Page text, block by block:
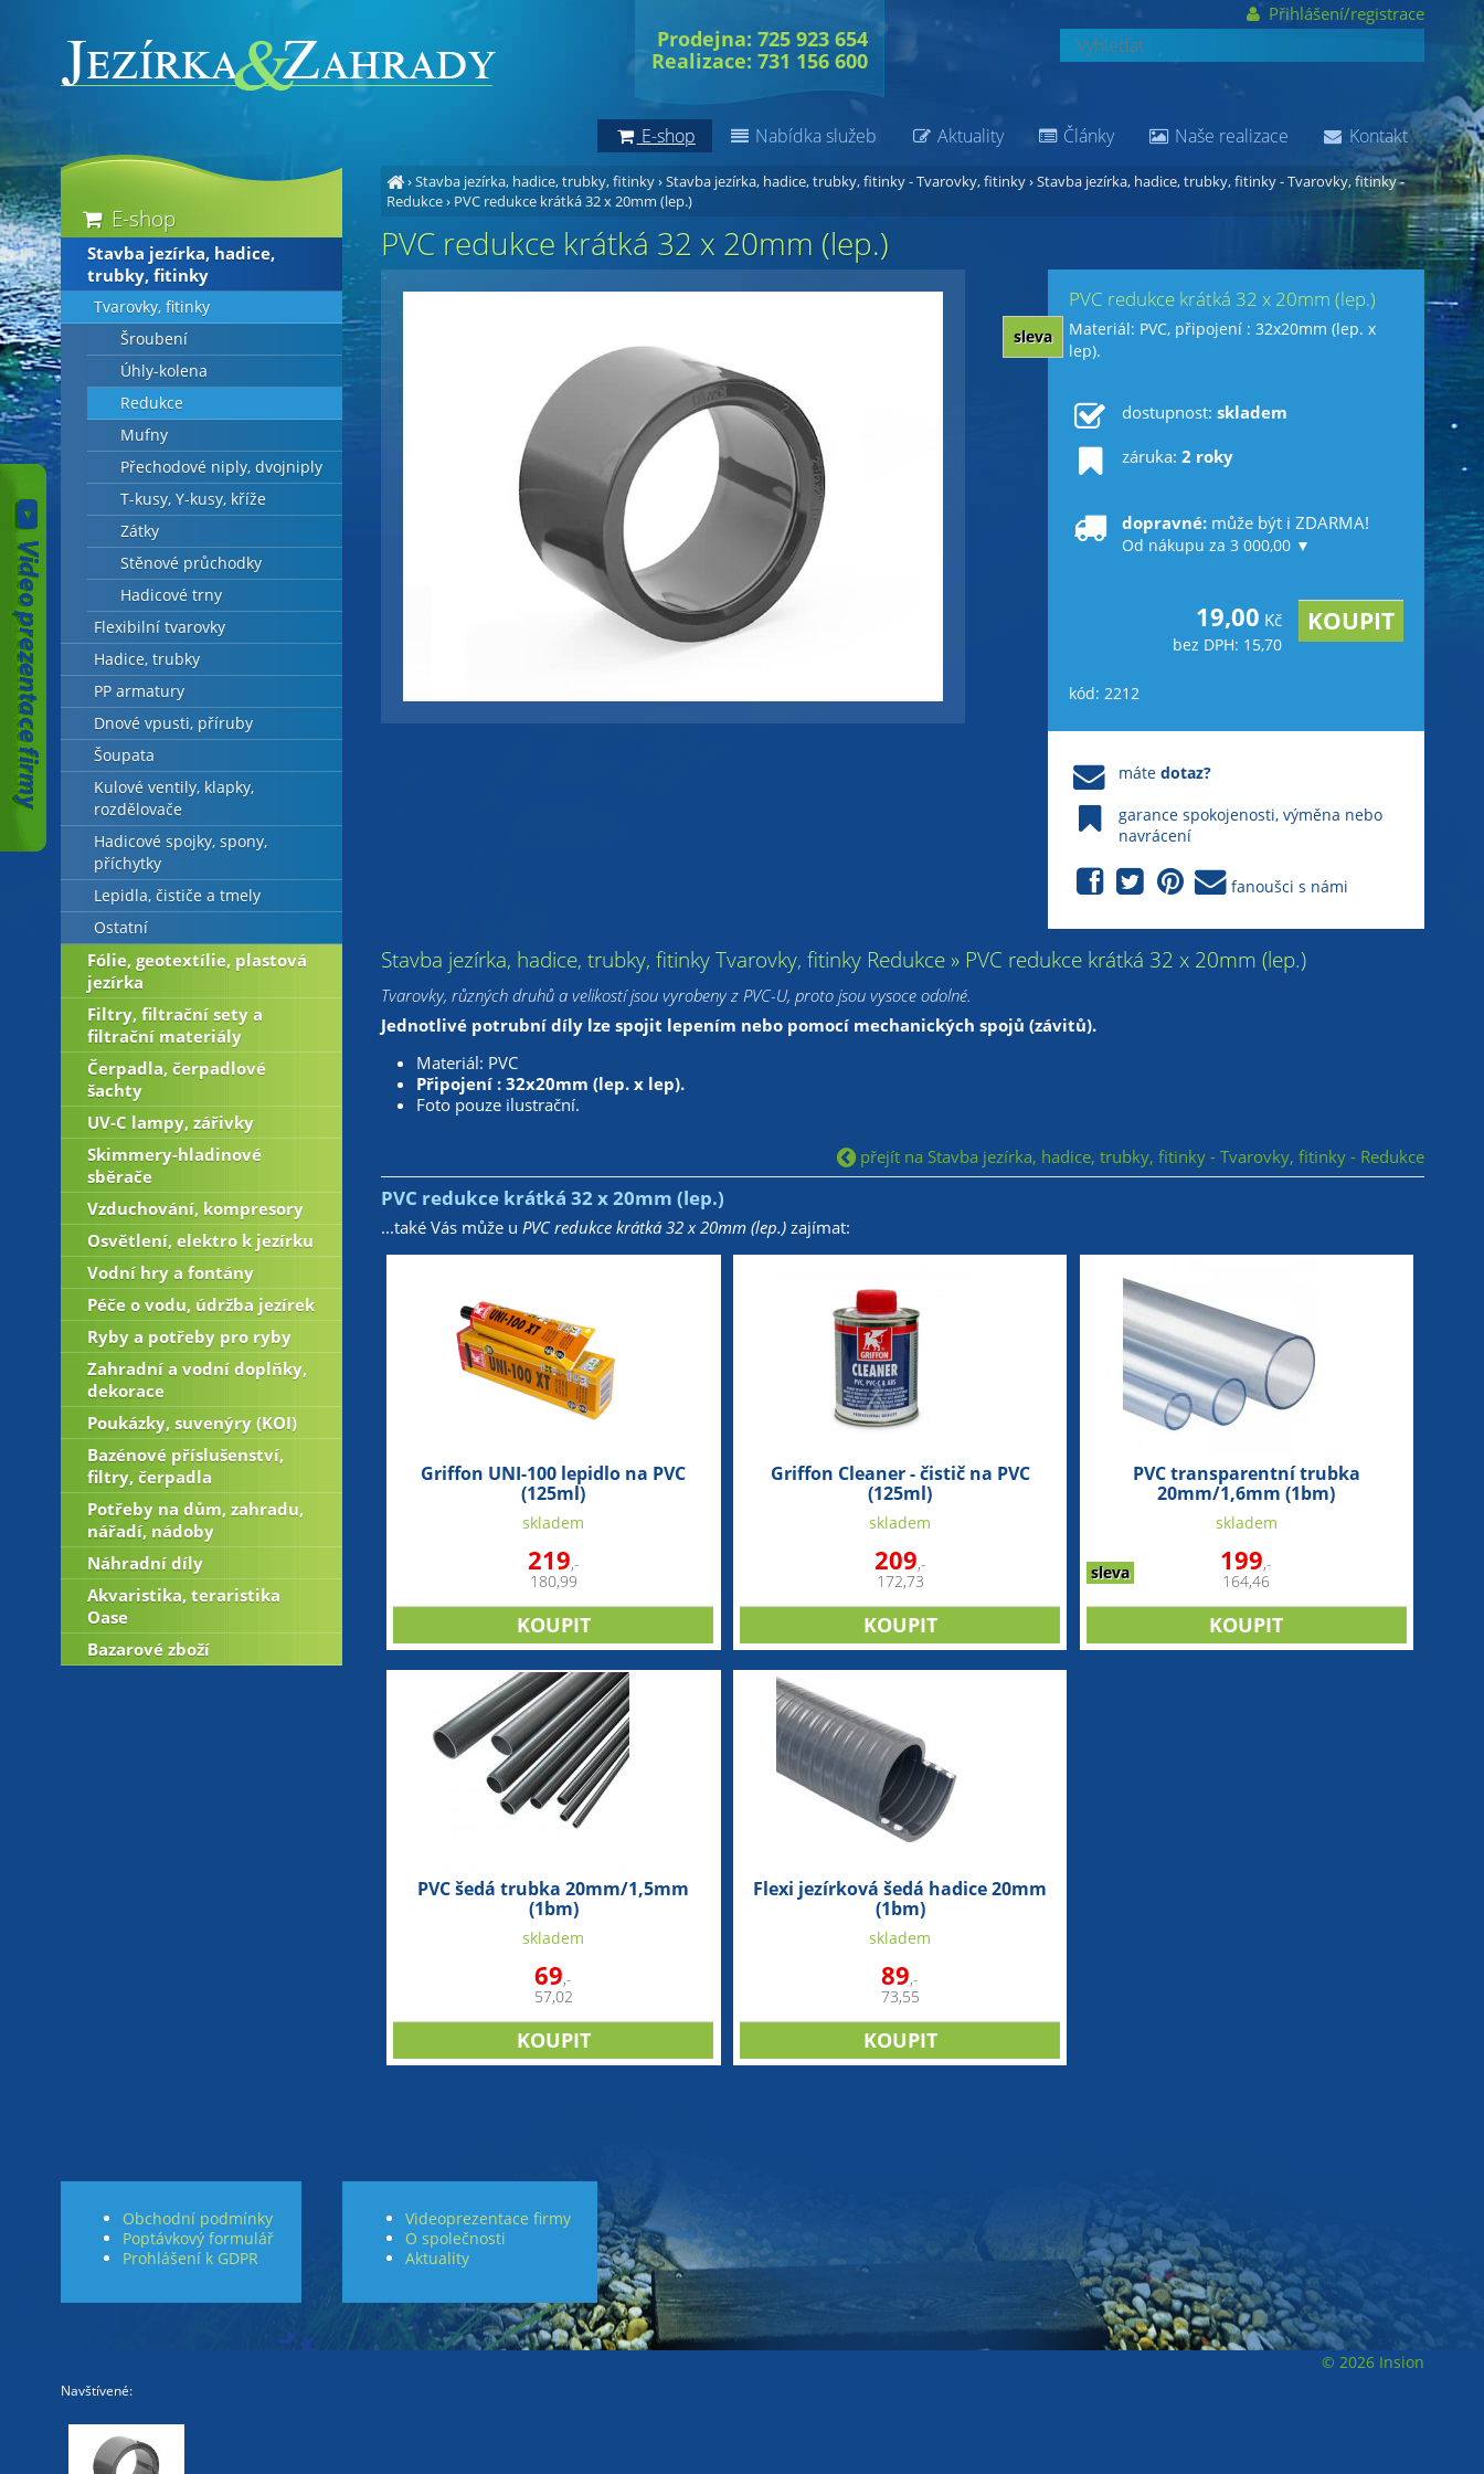
›Stavba jezírka, hadice, trubky, fitinky›Stavba jezírka, hadice, trubky, fitinky - Tvarovky, fitinky›Stavba jezírka, hadice, trubky, fitinky - Tvarovky, fitinky -
Redukce› PVC redukce krátká 32 x 20mm (lep.)
PVC redukce krátká 32 x 20mm (lep.)
PVC redukce krátká 32 x 20mm (lep.)
Materiál: PVC, připojení : 32x20mm (lep. x
lep).
sleva
dostupnost: skladem
záruka: 2 roky
dopravné: může být i ZDARMA!
Od nákupu za 3 000,00 ▼
19,00 Kč
bez DPH: 15,70
kód: 2212
mátedotaz?
garance spokojenosti, výměna nebo
navrácení
fanoušci s námi
Stavba jezírka, hadice, trubky, fitinky Tvarovky, fitinky Redukce » PVC redukce krátká 32 x 20mm (lep.)
Tvarovky, různých druhů a velikostí jsou vyrobeny z PVC-U, proto jsou vysoce odolné.
Jednotlivé potrubní díly lze spojit lepením nebo pomocí mechanických spojů (závitů).
Materiál: PVC
Připojení : 32x20mm (lep. x lep).
Foto pouze ilustrační.
přejít na Stavba jezírka, hadice, trubky, fitinky - Tvarovky, fitinky - Redukce
PVC redukce krátká 32 x 20mm (lep.)
...také Vás může u PVC redukce krátká 32 x 20mm (lep.)zajímat:
Griffon UNI-100 lepidlo na PVC
(125ml)
skladem
219,-
180,99
Griffon Cleaner - čistič na PVC
(125ml)
skladem
209,-
172,73
PVC transparentní trubka
20mm/1,6mm (1bm)
sleva
skladem
199,-
164,46
PVC šedá trubka 20mm/1,5mm
(1bm)
skladem
69,-
57,02
Flexi jezírková šedá hadice 20mm
(1bm)
skladem
89,-
73,55
E-shop
Stavba jezírka, hadice,
trubky, fitinky
Tvarovky, fitinky
Šroubení
Úhly-kolena
Redukce
Mufny
Přechodové niply, dvojniply
T-kusy, Y-kusy, kříže
Zátky
Stěnové průchodky
Hadicové trny
Flexibilní tvarovky
Hadice, trubky
PP armatury
Dnové vpusti, příruby
Šoupata
Kulové ventily, klapky,
rozdělovače
Hadicové spojky, spony,
příchytky
Lepidla, čističe a tmely
Ostatní
Fólie, geotextílie, plastová
jezírka
Filtry, filtrační sety a
filtrační materiály
Čerpadla, čerpadlové
šachty
UV-C lampy, zářivky
Skimmery-hladinové
sběrače
Vzduchování, kompresory
Osvětlení, elektro k jezírku
Vodní hry a fontány
Péče o vodu, údržba jezírek
Ryby a potřeby pro ryby
Zahradní a vodní doplňky,
dekorace
Poukázky, suvenýry (KOI)
Bazénové příslušenství,
filtry, čerpadla
Potřeby na dům, zahradu,
nářadí, nádoby
Náhradní díly
Akvaristika, teraristika
Oase
Bazarové zboží
E-shop Nabídka služeb Aktuality Články Naše realizace Kontakt
Prodejna: 725 923 654
Realizace: 731 156 600
Přihlášení/registrace
Obchodní podmínky
Poptávkový formulář
Prohlášení k GDPR
Videoprezentace firmy
O společnosti
Aktuality
© 2026 Insion
Navštívené: